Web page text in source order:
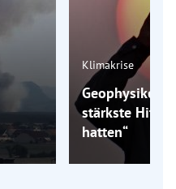
Klimakrise
Geophysiker:
stärkste
hatten“